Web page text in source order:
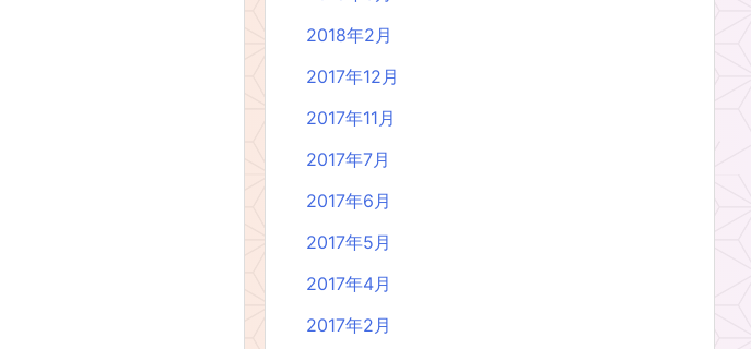
2018年2月
2017年12月
2017年11月
2017年7月
2017年6月
2017年5月
2017年4月
2017年2月